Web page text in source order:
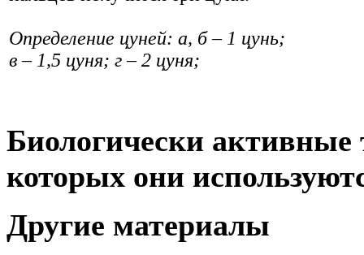
Определение цуней: а, б – 1 цунь;
в – 1,5 цуня; г – 2 цуня;
Биологически активные
которых они
Другие материалы